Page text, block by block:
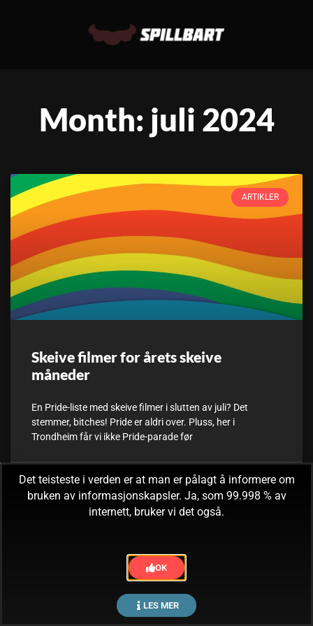
Month: juli 2024
ARTIKLER
Skeive filmer for årets skeive
måneder
En Pride-liste med skeive filmer i slutten av juli? Det
stemmer, bitches! Pride er aldri over. Pluss, her i
Trondheim får vi ikke Pride-parade før
28. juli, 2024 Ingen kommentarer
Det teisteste i verden er at man er pålagt å informere om
bruken av informasjonskapsler. Ja, som 99.998 % av
internett, bruker vi det også.
OK
LES MER